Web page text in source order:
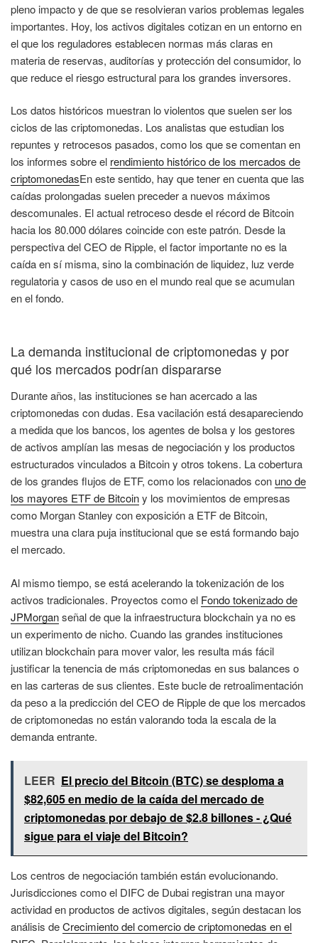
pleno impacto y de que se resolvieran varios problemas legales
importantes. Hoy, los activos digitales cotizan en un entorno en
el que los reguladores establecen normas más claras en
materia de reservas, auditorías y protección del consumidor, lo
que reduce el riesgo estructural para los grandes inversores.
Los datos históricos muestran lo violentos que suelen ser los
ciclos de las criptomonedas. Los analistas que estudian los
repuntes y retrocesos pasados, como los que se comentan en
los informes sobre el rendimiento histórico de los mercados de
criptomonedasEn este sentido, hay que tener en cuenta que las
caídas prolongadas suelen preceder a nuevos máximos
descomunales. El actual retroceso desde el récord de Bitcoin
hacia los 80.000 dólares coincide con este patrón. Desde la
perspectiva del CEO de Ripple, el factor importante no es la
caída en sí misma, sino la combinación de liquidez, luz verde
regulatoria y casos de uso en el mundo real que se acumulan
en el fondo.
La demanda institucional de criptomonedas y por
qué los mercados podrían dispararse
Durante años, las instituciones se han acercado a las
criptomonedas con dudas. Esa vacilación está desapareciendo
a medida que los bancos, los agentes de bolsa y los gestores
de activos amplían las mesas de negociación y los productos
estructurados vinculados a Bitcoin y otros tokens. La cobertura
de los grandes flujos de ETF, como los relacionados con uno de
los mayores ETF de Bitcoiny los movimientos de empresas
como Morgan Stanley con exposición a ETF de Bitcoin,
muestra una clara puja institucional que se está formando bajo
el mercado.
Al mismo tiempo, se está acelerando la tokenización de los
activos tradicionales. Proyectos como el Fondo tokenizado de
JPMorganseñal de que la infraestructura blockchain ya no es
un experimento de nicho. Cuando las grandes instituciones
utilizan blockchain para mover valor, les resulta más fácil
justificar la tenencia de más criptomonedas en sus balances o
en las carteras de sus clientes. Este bucle de retroalimentación
da peso a la predicción del CEO de Ripple de que los mercados
de criptomonedas no están valorando toda la escala de la
demanda entrante.
LEER El precio del Bitcoin (BTC) se desploma a
$82,605 en medio de la caída del mercado de
criptomonedas por debajo de $2.8 billones - ¿Qué
sigue para el viaje del Bitcoin?
Los centros de negociación también están evolucionando.
Jurisdicciones como el DIFC de Dubai registran una mayor
actividad en productos de activos digitales, según destacan los
análisis deCrecimiento del comercio de criptomonedas en el